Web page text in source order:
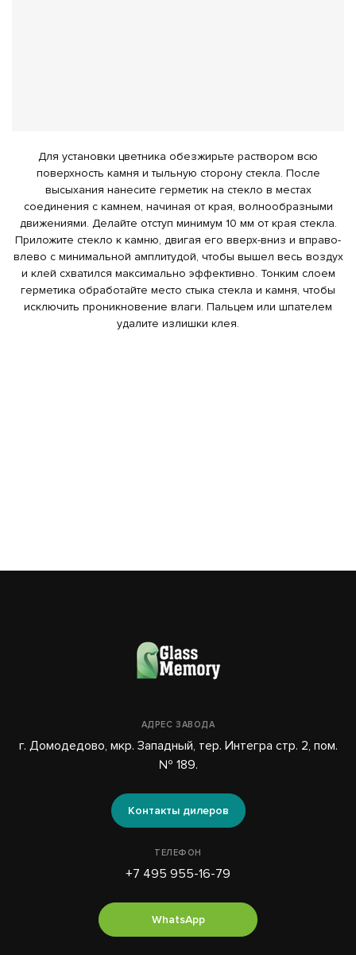
Для установки цветника обезжирьте раствором всю
поверхность камня и тыльную сторону стекла. После
высыхания нанесите герметик на стекло в местах
соединения с камнем, начиная от края, волнообразными
движениями. Делайте отступ минимум 10 мм от края стекла.
Приложите стекло к камню, двигая его вверх-вниз и вправо-
влево с минимальной амплитудой, чтобы вышел весь воздух
и клей схватился максимально эффективно. Тонким слоем
герметика обработайте место стыка стекла и камня, чтобы
исключить проникновение влаги. Пальцем или шпателем
удалите излишки клея.
АДРЕС ЗАВОДА
г. Домодедово, мкр. Западный, тер. Интегра стр. 2, пом.
№ 189.
Контакты дилеров
ТЕЛЕФОН
+7 495 955-16-79
WhatsApp